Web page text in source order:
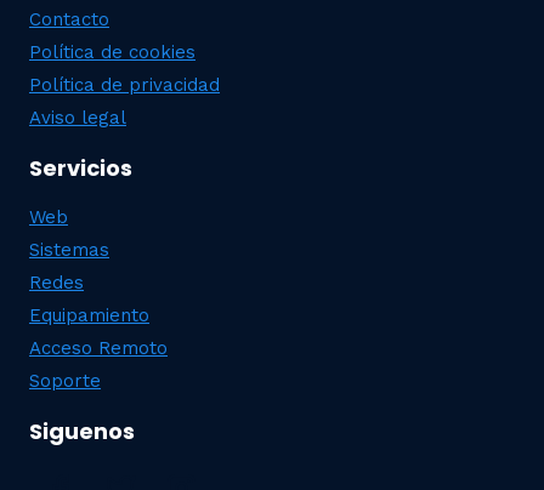
Contacto
Política de cookies
Política de privacidad
Aviso legal
Servicios
Web
Sistemas
Redes
Equipamiento
Acceso Remoto
Soporte
Siguenos